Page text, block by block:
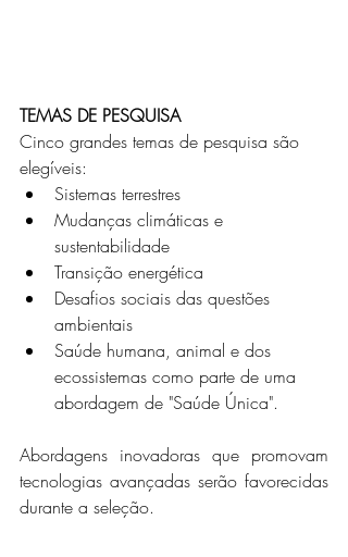
TEMAS DE PESQUISA
Cinco grandes temas de pesquisa são
elegíveis:
Sistemas terrestres
Mudanças climáticas e
sustentabilidade
Transição energética
Desafios sociais das questões
ambientais
Saúde humana, animal e dos
ecossistemas como parte de uma
abordagem de "Saúde Única".
Abordagens inovadoras que promovam
tecnologias avançadas serão favorecidas
durante a seleção.